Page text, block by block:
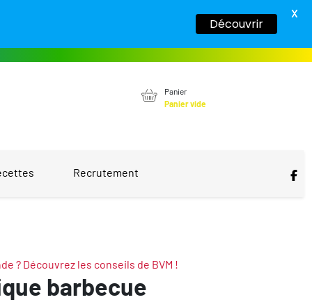
Panier
Panier vide
Recrutement
barbecue
? Découvrez les conseils de BVM !
Découvrir
X